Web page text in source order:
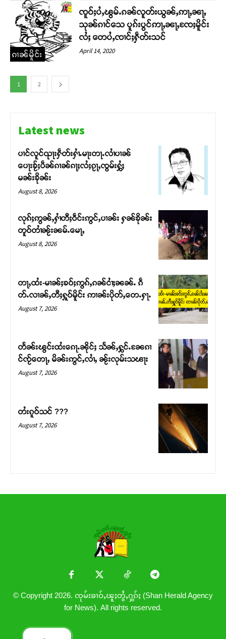
ၵၢၼ်မိူင်း
ၸူဝ်ႈပႆႇၽွမ်ႉၵၼ်လူတ်းယွၼ်ႇဢႃႇၼႃႇ
သုၼ်ၵၢင်သေ ပူၵ်းပွင်ဢႃႇၼႃႇၸႄႈမိူင်း
လႆႈ တေပႆႇၸၢင်ႈႁဵတ်းသင်
April 14, 2020
1 2
Latest news
ပၢင်လူင်ၺႃးႁဵတ်းႁၢႆႉမႃးတႃႉလၢႆပၢၼ် ​​
ပေႃးၶႂ်ႈပဵၼ်ၵၢၼ်ၵႃႈလႆႈၵႂႃႇၸွမ်းႁွႆႈ
မၼ်းၶိုၼ်း
August 8, 2026
လုၵ်ႈဢွၼ်ႇႁၢႆတီႈဝဵင်းဢွင်ႇပၢၼ်း ႁၼ်ၶိုၼ်း
တူဝ်တၢႆၼႂ်းၼမ်ႉမေႃႇ
August 8, 2026
တႃႇထႆး-မၢၼ်ႈၶဝ်ႈဢွၵ်ႇၵၼ်ငၢႆႈၼၼ်ႉ ၵဵ
တ်ႉလၢၼ်ႇတီႈႁူဝ်မိူင်း ဢၢၼ်းပိုတ်ႇတေႉႁႃႉ
August 7, 2026
တႅၼ်းၽွင်းထႆးၵေႃႉၼိုင်ႈ သႅၼ်ႇႁွင်ႉၼႄၵၢ
င်ၸႂ်တေႃႇ မိၼ်းဢွင်ႇလၢႆႇ ၼႂ်းလုမ်းသၽႃး
August 7, 2026
တႆးၵူဝ်သင် ???
August 7, 2026
© Copyright 2026. ၸုမ်းၶၢဝ်ႇၽူႈတွႆႇႁွၵ်ႈ (Shan Herald Agency
for News). All rights reserved.